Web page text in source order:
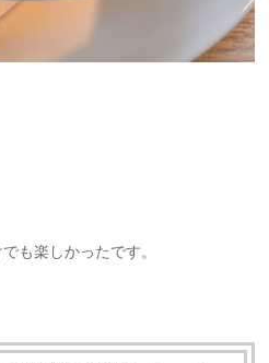
も楽しかったです。